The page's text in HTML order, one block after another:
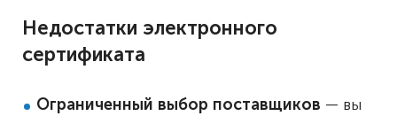
Недостатки электронного
сертификата
Ограниченный выбор поставщиков — вы